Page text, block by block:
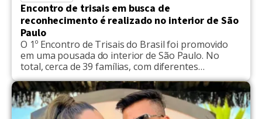
Encontro de trisais em busca de
reconhecimento é realizado no interior de São
Paulo
O 1º Encontro de Trisais do Brasil foi promovido
em uma pousada do interior de São Paulo. No
total, cerca de 39 famílias, com diferentes
formatos, puderam se conhecer para amplificar a
busca por reconhecimento e direitos como o
reconhecimento da união poliamorosa. A
confraternização ocorreu em Pinhalzinho, cidade